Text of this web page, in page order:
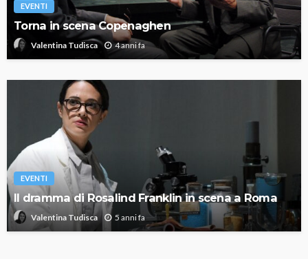
EVENTI
Torna in scena Copenaghen
Valentina Tudisca 4 anni fa
EVENTI
Il dramma di Rosalind Franklin in scena a Roma
Valentina Tudisca 5 anni fa